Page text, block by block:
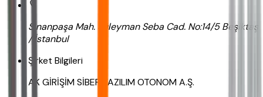
Sinanpaşa Mah. Süleyman Seba Cad. No:14/5 Beşiktaş
/ İstanbul
Şirket Bilgileri
AK GİRİŞİM SİBER YAZILIM OTONOM A.Ş.